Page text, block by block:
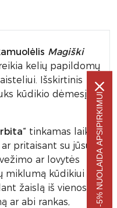
Magiški
kelių papildomų
Išskirtinis
kūdikio dėmesį
tinkamas laikyti
pritaisant su jūsų
ar lovytės
miklumą kūdikiui
žaislą iš vienos
ar abi rankas,
-5% NUOLAIDA APSIPIRKIMUI